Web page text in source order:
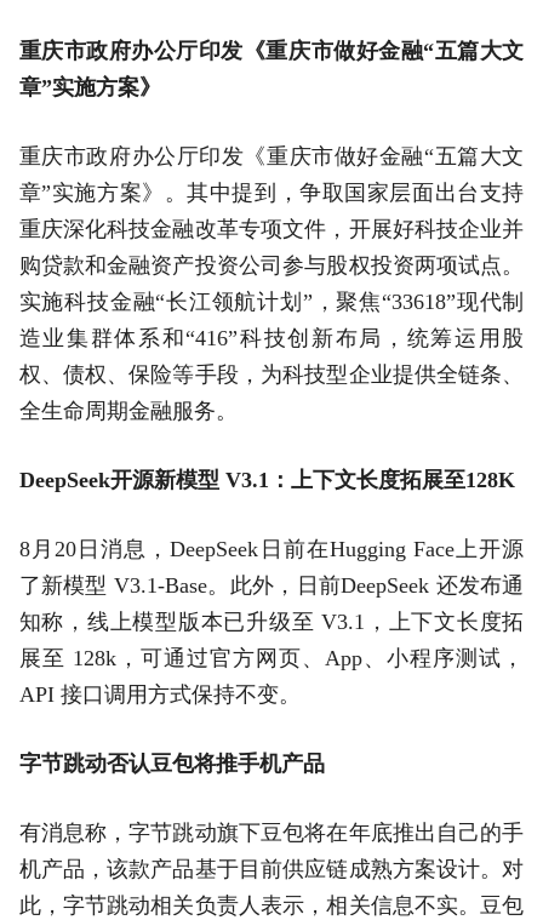
重庆市政府办公厅印发《重庆市做好金融“五篇大文
章”实施方案》
重庆市政府办公厅印发《重庆市做好金融“五篇大文
章”实施方案》。其中提到，争取国家层面出台支持
重庆深化科技金融改革专项文件，开展好科技企业并
购贷款和金融资产投资公司参与股权投资两项试点。
实施科技金融“长江领航计划”，聚焦“33618”现代制
造业集群体系和“416”科技创新布局，统筹运用股
权、债权、保险等手段，为科技型企业提供全链条、
全生命周期金融服务。
DeepSeek开源新模型 V3.1：上下文长度拓展至128K
8月20日消息，DeepSeek日前在Hugging Face上开源
了新模型 V3.1-Base。此外，日前DeepSeek 还发布通
知称，线上模型版本已升级至 V3.1，上下文长度拓
展至 128k，可通过官方网页、App、小程序测试，
API 接口调用方式保持不变。
字节跳动否认豆包将推手机产品
有消息称，字节跳动旗下豆包将在年底推出自己的手
机产品，该款产品基于目前供应链成熟方案设计。对
此，字节跳动相关负责人表示，相关信息不实。豆包